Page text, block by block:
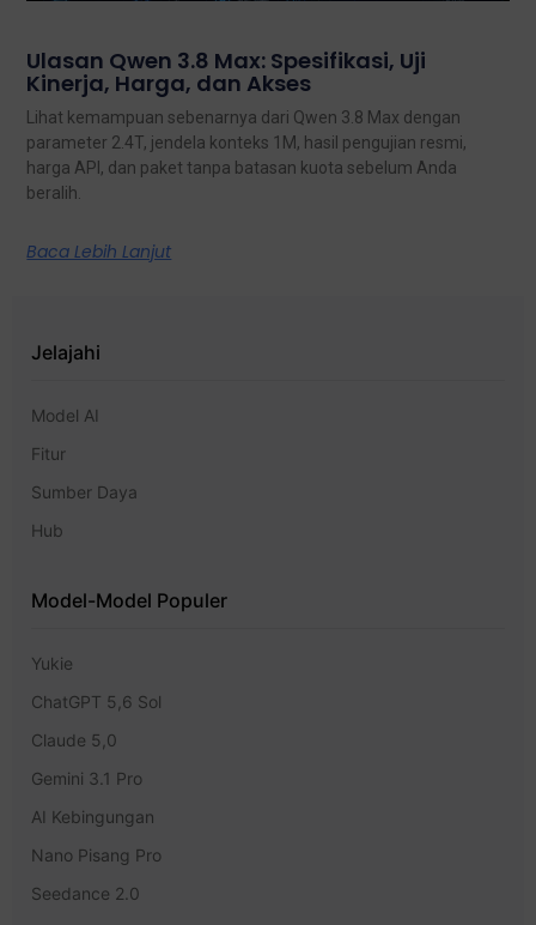
Ulasan Qwen 3.8 Max: Spesifikasi, Uji
Kinerja, Harga, dan Akses
Lihat kemampuan sebenarnya dari Qwen 3.8 Max dengan
parameter 2.4T, jendela konteks 1M, hasil pengujian resmi,
harga API, dan paket tanpa batasan kuota sebelum Anda
beralih.
Baca Lebih Lanjut
Jelajahi
Model AI
Fitur
Sumber Daya
Hub
Model-Model Populer
Yukie
ChatGPT 5,6 Sol
Claude 5,0
Gemini 3.1 Pro
AI Kebingungan
Nano Pisang Pro
Seedance 2.0